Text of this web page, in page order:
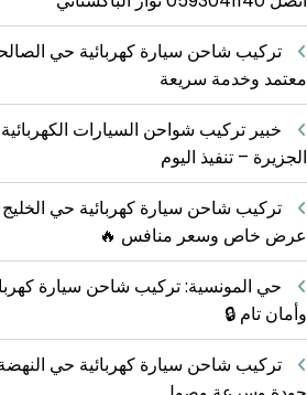
تركيب شاحن سيارة كهربائية حي
معتمد وخدمة سريعة
خبير تركيب شواحن السيارات
الجزيرة – تنفيذ اليوم
تركيب شاحن سيارة كهربائية حي
عرض خاص وسعر منافس 🔥
حي المونسية: تركيب شاحن سيارة
وأمان تام 🔒
تركيب شاحن سيارة كهربائية حي